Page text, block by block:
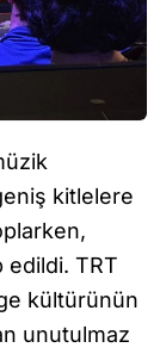
kitlelere
edildi. TRT
kültürünün
unutulmaz